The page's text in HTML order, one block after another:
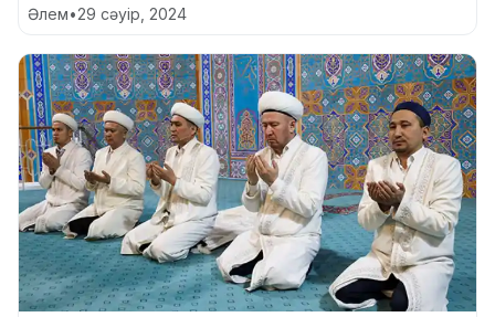
Әлем•29 сәуір, 2024